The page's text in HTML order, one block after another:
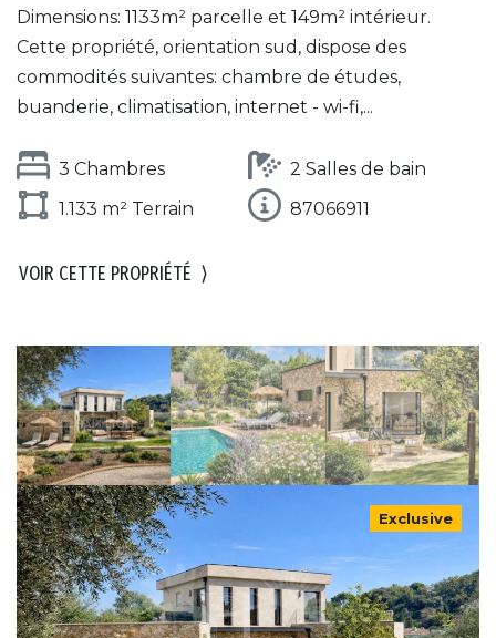
Dimensions: 1133m² parcelle et 149m² intérieur.
Cette propriété, orientation sud, dispose des
commodités suivantes: chambre de études,
buanderie, climatisation, internet - wi-fi,...
3 Chambres
2 Salles de bain
1.133 m² Terrain
87066911
VOIR CETTE PROPRIÉTÉ ⟩
Exclusive